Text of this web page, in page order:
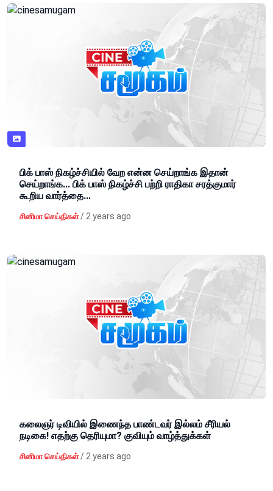
பிக் பாஸ் நிகழ்ச்சியில் வேற என்ன செய்றாங்க இதான்
செய்றாங்க... பிக் பாஸ் நிகழ்ச்சி பற்றி ராதிகா சரத்குமார்
கூறிய வார்த்தை...
சினிமா செய்திகள் /2 years ago
கலைஞர் டிவியில் இணைந்த பாண்டவர் இல்லம் சீரியல்
நடிகை! எதற்கு தெரியுமா? குவியும் வாழ்த்துக்கள்
சினிமா செய்திகள் /2 years ago